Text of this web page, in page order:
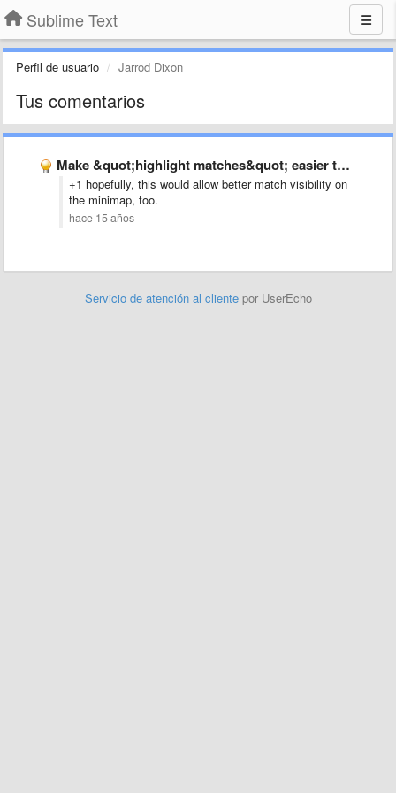
Sublime Text
Perfil de usuario Jarrod Dixon
Tus comentarios
Make &quot;highlight matches&quot; easier to see
+1 hopefully, this would allow better match visibility on
the minimap, too.
hace 15 años
Servicio de atención al cliente por UserEcho